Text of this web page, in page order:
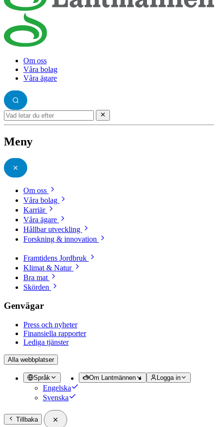
Om oss
Våra bolag
Våra ägare
Meny
Om oss
Våra bolag
Karriär
Våra ägare
Hållbar utveckling
Forskning & innovation
Framtidens Jordbruk
Klimat & Natur
Bra mat
Skörden
Genvägar
Press och nyheter
Finansiella rapporter
Lediga tjänster
Alla webbplatser
Språk
Engelska
Svenska
Om Lantmännen Logga in
Tillbaka